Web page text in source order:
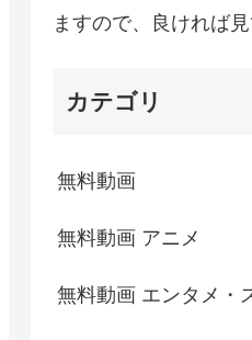
ますので、良ければ
カテゴリ
無料動画
無料動画 アニメ
無料動画 エンタメ・